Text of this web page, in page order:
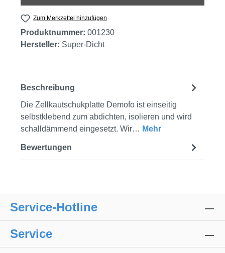
Zum Merkzettel hinzufügen
Produktnummer: 001230
Hersteller: Super-Dicht
Beschreibung
Die Zellkautschukplatte Demofo ist einseitig
selbstklebend zum abdichten, isolieren und wird
schalldämmend eingesetzt. Wir… Mehr
Bewertungen
Service-Hotline
Service